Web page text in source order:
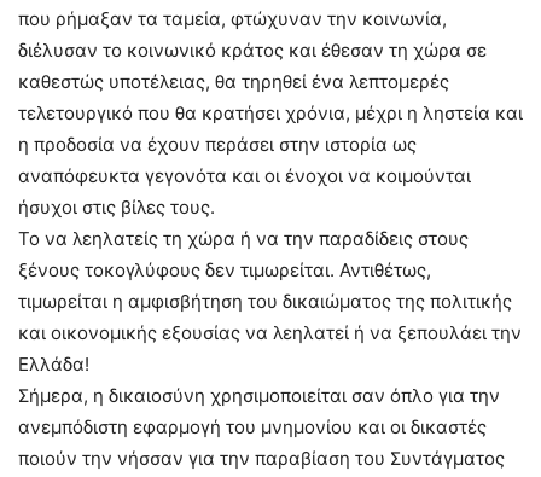
που ρήμαξαν τα ταμεία, φτώχυναν την κοινωνία,
διέλυσαν το κοινωνικό κράτος και έθεσαν τη χώρα σε
καθεστώς υποτέλειας, θα τηρηθεί ένα λεπτομερές
τελετουργικό που θα κρατήσει χρόνια, μέχρι η ληστεία και
η προδοσία να έχουν περάσει στην ιστορία ως
αναπόφευκτα γεγονότα και οι ένοχοι να κοιμούνται
ήσυχοι στις βίλες τους.
Το να λεηλατείς τη χώρα ή να την παραδίδεις στους
ξένους τοκογλύφους δεν τιμωρείται. Αντιθέτως,
τιμωρείται η αμφισβήτηση του δικαιώματος της πολιτικής
και οικονομικής εξουσίας να λεηλατεί ή να ξεπουλάει την
Ελλάδα!
Σήμερα, η δικαιοσύνη χρησιμοποιείται σαν όπλο για την
ανεμπόδιστη εφαρμογή του μνημονίου και οι δικαστές
ποιούν την νήσσαν για την παραβίαση του Συντάγματος